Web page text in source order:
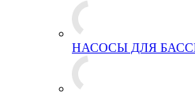
НАСОСЫ ДЛЯ